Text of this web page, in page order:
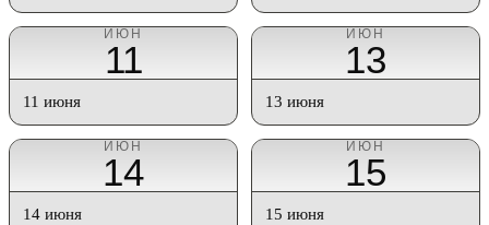
ИЮН
11
11 июня
ИЮН
13
13 июня
ИЮН
14
14 июня
ИЮН
15
15 июня